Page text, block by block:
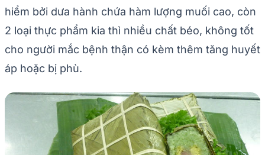
hiểm bởi dưa hành chứa hàm lượng muối cao, còn
2 loại thực phẩm kia thì nhiều chất béo, không tốt
cho người mắc bệnh thận có kèm thêm tăng huyết
áp hoặc bị phù.